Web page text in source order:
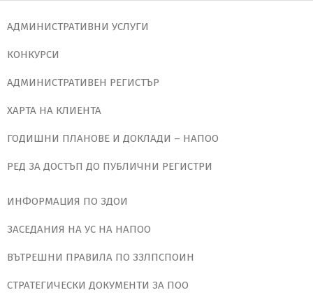
АДМИНИСТРАТИВНИ УСЛУГИ
КОНКУРСИ
АДМИНИСТРАТИВЕН РЕГИСТЪР
ХАРТА НА КЛИЕНТА
ГОДИШНИ ПЛАНОВЕ И ДОКЛАДИ – НАПОО
РЕД ЗА ДОСТЪП ДО ПУБЛИЧНИ РЕГИСТРИ
ИНФОРМАЦИЯ ПО ЗДОИ
ЗАСЕДАНИЯ НА УС НА НАПОО
ВЪТРЕШНИ ПРАВИЛА ПО ЗЗЛПСПОИН
СТРАТЕГИЧЕСКИ ДОКУМЕНТИ ЗА ПОО